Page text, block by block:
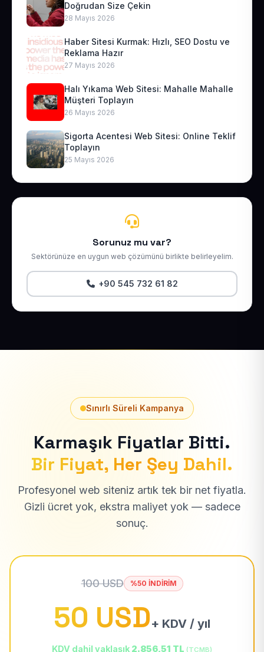
Doğrudan Size Çekin
28 Mayıs 2026
Haber Sitesi Kurmak: Hızlı, SEO Dostu ve
Reklama Hazır
27 Mayıs 2026
Halı Yıkama Web Sitesi: Mahalle Mahalle
Müşteri Toplayın
26 Mayıs 2026
Sigorta Acentesi Web Sitesi: Online Teklif
Toplayın
25 Mayıs 2026
Sorunuz mu var?
Sektörünüze en uygun web çözümünü birlikte belirleyelim.
+90 545 732 61 82
Sınırlı Süreli Kampanya
Karmaşık Fiyatlar Bitti.
Bir Fiyat, Her Şey Dahil.
Profesyonel web siteniz artık tek bir net fiyatla.
Gizli ücret yok, ekstra maliyet yok — sadece
sonuç.
100 USD %50 İNDİRİM
50 USD+ KDV / yıl
KDV dahil yaklaşık 2.856,51 TL (TCMB)